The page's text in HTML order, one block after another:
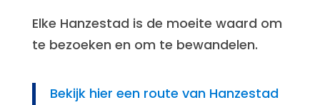
Elke Hanzestad is de moeite waard om
te bezoeken en om te bewandelen.
Bekijk hier een route van Hanzestad